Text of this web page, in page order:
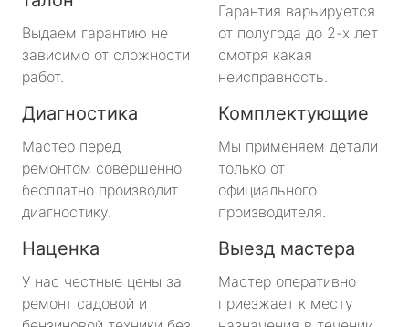
Выдаем гарантию не
зависимо от сложности
работ.
Гарантия варьируется
от полугода до 2-х лет
смотря какая
неисправность.
Диагностика
Мастер перед
ремонтом совершенно
бесплатно производит
диагностику.
Комплектующие
Мы применяем детали
только от
официального
производителя.
Наценка
У нас честные цены за
ремонт садовой и
Выезд мастера
Мастер оперативно
приезжает к месту